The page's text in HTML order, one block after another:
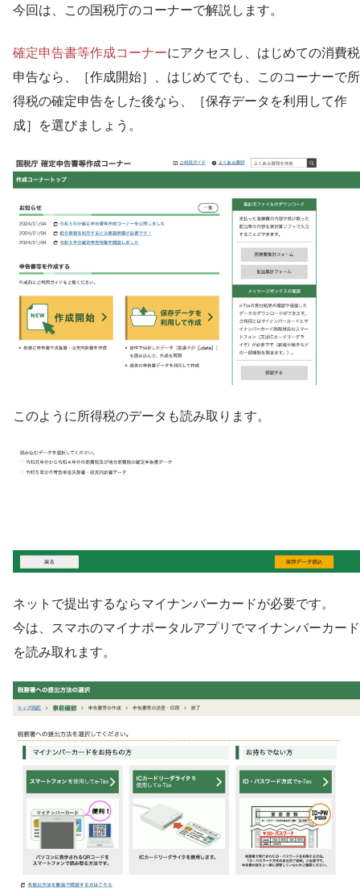
今回は、この国税庁のコーナーで解説します。
確定申告書等作成コーナーにアクセスし、はじめての消費税
申告なら、［作成開始］、はじめてでも、このコーナーで所
得税の確定申告をした後なら、［保存データを利用して作
成］を選びましょう。
このように所得税のデータも読み取ります。
ネットで提出するならマイナンバーカードが必要です。
今は、スマホのマイナポータルアプリでマイナンバーカード
を読み取れます。